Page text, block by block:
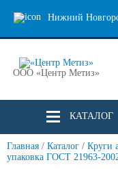
Нижний
ООО «Центр Метиз»
КАТАЛОГ
Главная / Каталог / Круги
упаковка ГОСТ 21963-